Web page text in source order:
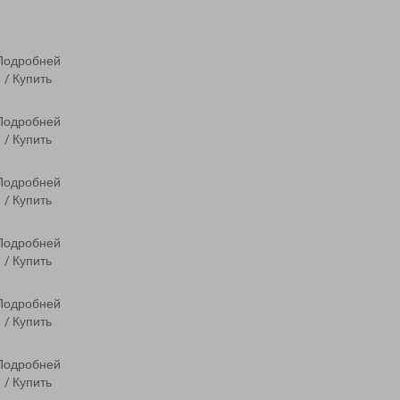
/ Купить
/ Купить
/ Купить
/ Купить
/ Купить
/ Купить